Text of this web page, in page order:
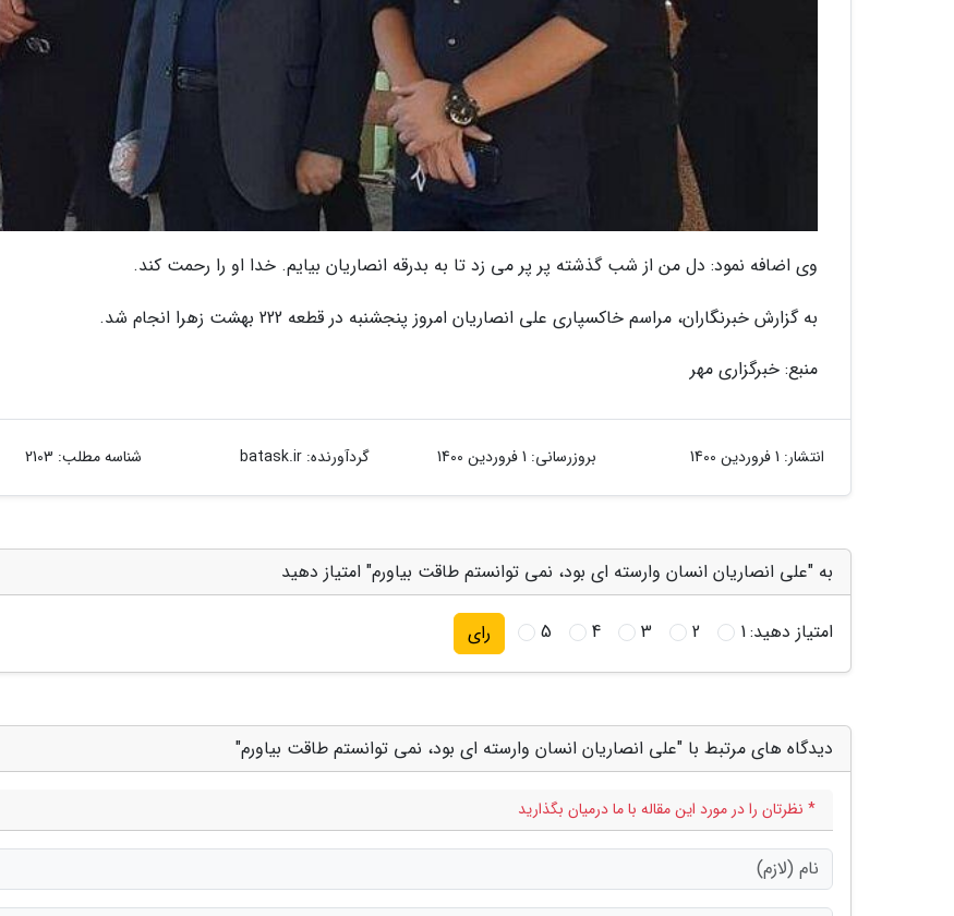
وی اضافه نمود: دل من از شب گذشته پر پر می زد تا به بدرقه انصاریان بیایم. خدا او را رحمت کند.
به گزارش خبرنگاران، مراسم خاکسپاری علی انصاریان امروز پنجشنبه در قطعه 222 بهشت زهرا انجام شد.
منبع: خبرگزاری مهر
انتشار: 1 فروردین 1400 بروزرسانی: 1 فروردین 1400 گردآورنده:batask.ir شناسه مطلب: 2103
به "علی انصاریان انسان وارسته ای بود، نمی توانستم طاقت بیاورم" امتیاز دهید
امتیاز دهید:1
2
3
4
5 رای
دیدگاه های مرتبط با "علی انصاریان انسان وارسته ای بود، نمی توانستم طاقت بیاورم"
* نظرتان را در مورد این مقاله با ما درمیان بگذارید